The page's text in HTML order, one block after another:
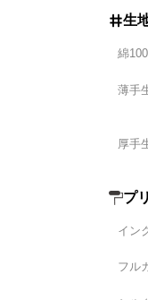
生
綿
薄手
厚手
プ
イン
フル